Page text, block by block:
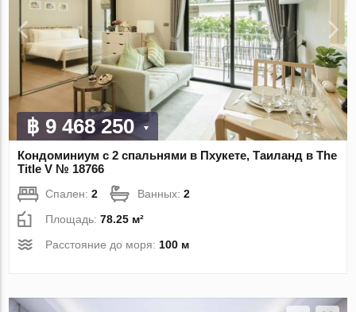
฿ 9 468 250
Кондоминиум с 2 спальнями в Пхукете, Таиланд в The
Title V № 18766
Спален:2 Ванных:2
Площадь:78.25 м²
Расстояние до моря:100 м